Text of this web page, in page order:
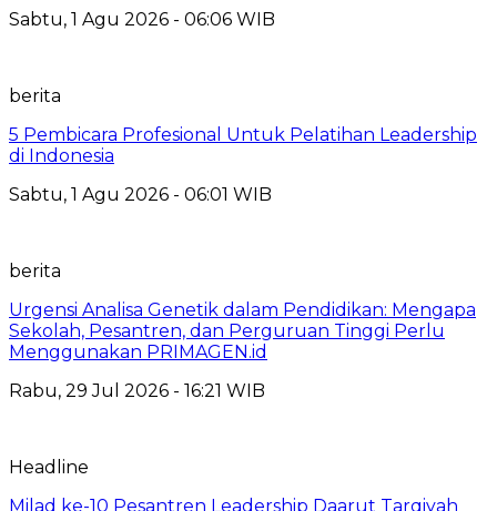
Sabtu, 1 Agu 2026 - 06:06 WIB
berita
5 Pembicara Profesional Untuk Pelatihan Leadership
di Indonesia
Sabtu, 1 Agu 2026 - 06:01 WIB
berita
Urgensi Analisa Genetik dalam Pendidikan: Mengapa
Sekolah, Pesantren, dan Perguruan Tinggi Perlu
Menggunakan PRIMAGEN.id
Rabu, 29 Jul 2026 - 16:21 WIB
Headline
Milad ke-10 Pesantren Leadership Daarut Tarqiyah